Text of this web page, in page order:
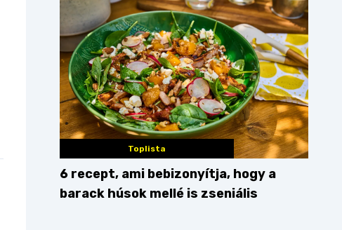
Toplista
6 recept, ami bebizonyítja, hogy a
barack húsok mellé is zseniális